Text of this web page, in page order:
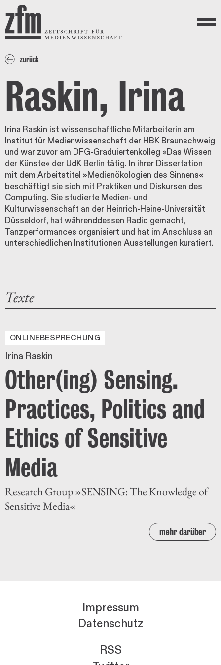
Direkt zum Inhalt
ZEITSCHRIFT FÜR
MEDIENWISSENSCHAFT
Menü
zurück
Raskin, Irina
Irina Raskin ist wissenschaftliche Mitarbeiterin am
Institut für Medienwissenschaft der HBK Braunschweig
und war zuvor am DFG-Graduiertenkolleg »Das Wissen
der Künste« der UdK Berlin tätig. In ihrer Dissertation
mit dem Arbeitstitel »Medienökologien des Sinnens«
beschäftigt sie sich mit Praktiken und Diskursen des
Computing. Sie studierte Medien- und
Kulturwissenschaft an der Heinrich-Heine-Universität
Düsseldorf, hat währenddessen Radio gemacht,
Tanzperformances organisiert und hat im Anschluss an
unterschiedlichen Institutionen Ausstellungen kuratiert.
Texte
ONLINEBESPRECHUNG
Irina Raskin
Other(ing) Sensing.
Practices, Politics and
Ethics of Sensitive
Media
Research Group »SENSING: The Knowledge of
Sensitive Media«
mehr darüber
Impressum
Datenschutz
RSS